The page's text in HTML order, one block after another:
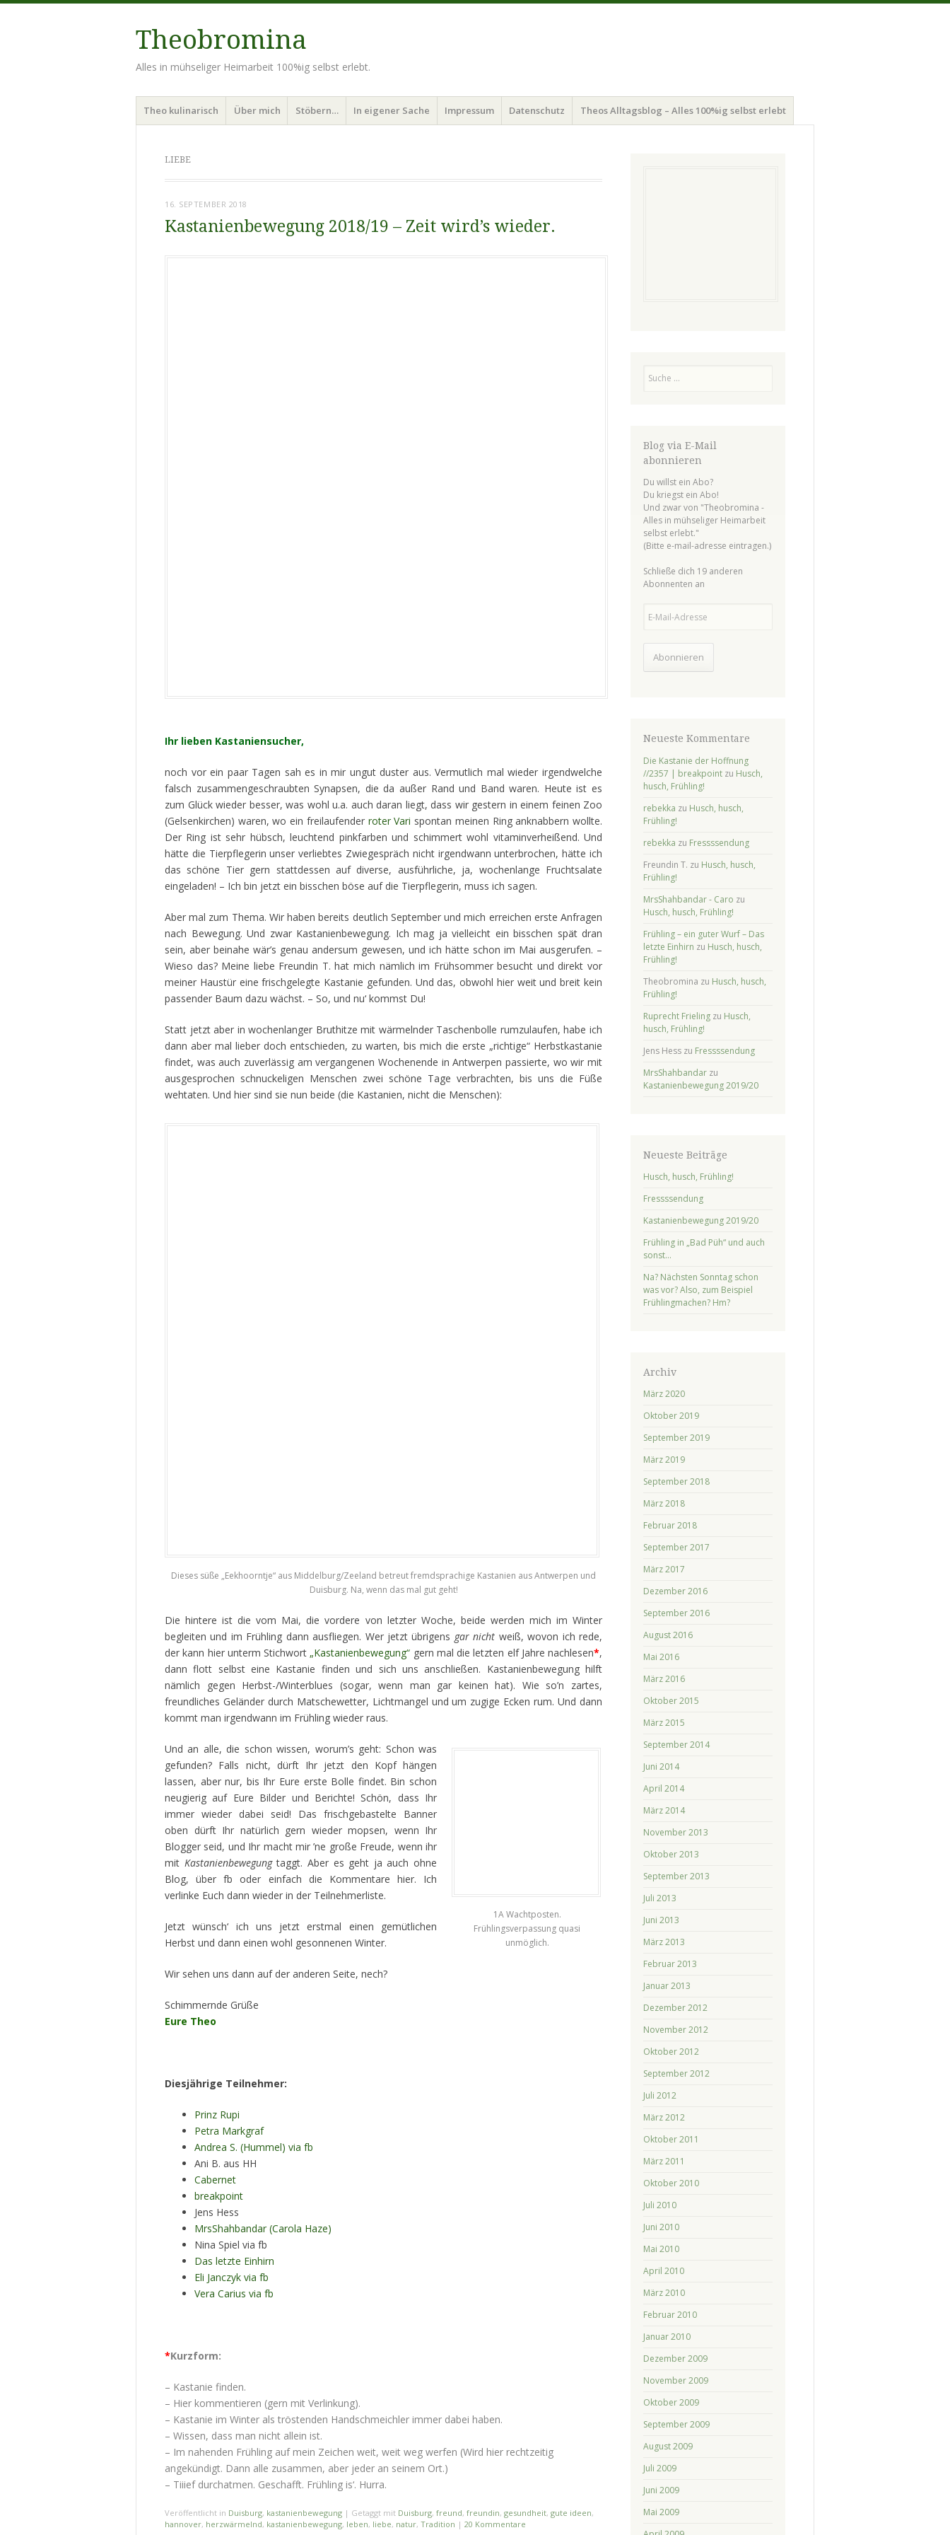
Theobromina
Alles in mühseliger Heimarbeit 100%ig selbst erlebt.
Menü
Zum Inhalt springen
Theo kulinarisch Über mich Stöbern… In eigener Sache Impressum Datenschutz Theos Alltagsblog – Alles 100%ig selbst erlebt
LIEBE
16. SEPTEMBER 2018
Kastanienbewegung 2018/19 – Zeit wird’s wieder.
Ihr lieben Kastaniensucher,
noch vor ein paar Tagen sah es in mir ungut duster aus. Vermutlich mal wieder irgendwelche
falsch zusammengeschraubten Synapsen, die da außer Rand und Band waren. Heute ist es
zum Glück wieder besser, was wohl u.a. auch daran liegt, dass wir gestern in einem feinen Zoo
(Gelsenkirchen) waren, wo ein freilaufender roter Vari spontan meinen Ring anknabbern wollte.
Der Ring ist sehr hübsch, leuchtend pinkfarben und schimmert wohl vitaminverheißend. Und
hätte die Tierpflegerin unser verliebtes Zwiegespräch nicht irgendwann unterbrochen, hätte ich
das schöne Tier gern stattdessen auf diverse, ausführliche, ja, wochenlange Fruchtsalate
eingeladen! – Ich bin jetzt ein bisschen böse auf die Tierpflegerin, muss ich sagen.
Aber mal zum Thema. Wir haben bereits deutlich September und mich erreichen erste Anfragen
nach Bewegung. Und zwar Kastanienbewegung. Ich mag ja vielleicht ein bisschen spät dran
sein, aber beinahe wär’s genau andersum gewesen, und ich hätte schon im Mai ausgerufen. –
Wieso das? Meine liebe Freundin T. hat mich nämlich im Frühsommer besucht und direkt vor
meiner Haustür eine frischgelegte Kastanie gefunden. Und das, obwohl hier weit und breit kein
passender Baum dazu wächst. – So, und nu‘ kommst Du!
Statt jetzt aber in wochenlanger Bruthitze mit wärmelnder Taschenbolle rumzulaufen, habe ich
dann aber mal lieber doch entschieden, zu warten, bis mich die erste „richtige“ Herbstkastanie
findet, was auch zuverlässig am vergangenen Wochenende in Antwerpen passierte, wo wir mit
ausgesprochen schnuckeligen Menschen zwei schöne Tage verbrachten, bis uns die Füße
wehtaten. Und hier sind sie nun beide (die Kastanien, nicht die Menschen):
Dieses süße „Eekhoorntje“ aus Middelburg/Zeeland betreut fremdsprachige Kastanien aus Antwerpen und
Duisburg. Na, wenn das mal gut geht!
Die hintere ist die vom Mai, die vordere von letzter Woche, beide werden mich im Winter
begleiten und im Frühling dann ausfliegen. Wer jetzt übrigens gar nicht weiß, wovon ich rede,
der kann hier unterm Stichwort „Kastanienbewegung“ gern mal die letzten elf Jahre nachlesen*,
dann flott selbst eine Kastanie finden und sich uns anschließen. Kastanienbewegung hilft
nämlich gegen Herbst-/Winterblues (sogar, wenn man gar keinen hat). Wie so’n zartes,
freundliches Geländer durch Matschewetter, Lichtmangel und um zugige Ecken rum. Und dann
kommt man irgendwann im Frühling wieder raus.
1A Wachtposten.
Frühlingsverpassung quasi
unmöglich.
Und an alle, die schon wissen, worum’s geht: Schon was
gefunden? Falls nicht, dürft Ihr jetzt den Kopf hängen
lassen, aber nur, bis Ihr Eure erste Bolle findet. Bin schon
neugierig auf Eure Bilder und Berichte! Schön, dass Ihr
immer wieder dabei seid! Das frischgebastelte Banner
oben dürft Ihr natürlich gern wieder mopsen, wenn Ihr
Blogger seid, und Ihr macht mir ’ne große Freude, wenn ihr
mit Kastanienbewegungtaggt. Aber es geht ja auch ohne
Blog, über fb oder einfach die Kommentare hier. Ich
verlinke Euch dann wieder in der Teilnehmerliste.
Jetzt wünsch‘ ich uns jetzt erstmal einen gemütlichen
Herbst und dann einen wohl gesonnenen Winter.
Wir sehen uns dann auf der anderen Seite, nech?
Schimmernde Grüße
Eure Theo
Diesjährige Teilnehmer:
Prinz Rupi
Petra Markgraf
Andrea S. (Hummel) via fb
Ani B. aus HH
Cabernet
breakpoint
Jens Hess
MrsShahbandar (Carola Haze)
Nina Spiel via fb
Das letzte Einhirn
Eli Janczyk via fb
Vera Carius via fb
*Kurzform:
– Kastanie finden.
– Hier kommentieren (gern mit Verlinkung).
– Kastanie im Winter als tröstenden Handschmeichler immer dabei haben.
– Wissen, dass man nicht allein ist.
– Im nahenden Frühling auf mein Zeichen weit, weit weg werfen (Wird hier rechtzeitig
angekündigt. Dann alle zusammen, aber jeder an seinem Ort.)
– Tiiief durchatmen. Geschafft. Frühling is‘. Hurra.
Veröffentlicht in Duisburg, kastanienbewegung | Getaggt mit Duisburg, freund, freundin, gesundheit, gute ideen,
hannover, herzwärmelnd, kastanienbewegung, leben, liebe, natur, Tradition | 20 Kommentare
Blog via E-Mail
abonnieren
Du willst ein Abo?
Du kriegst ein Abo!
Und zwar von "Theobromina -
Alles in mühseliger Heimarbeit
selbst erlebt."
(Bitte e-mail-adresse eintragen.)
Schließe dich 19 anderen
Abonnenten an
Abonnieren
Neueste Kommentare
Die Kastanie der Hoffnung
//2357 | breakpointzu Husch,
husch, Frühling!
rebekka zu Husch, husch,
Frühling!
rebekka zu Fressssendung
Freundin T. zu Husch, husch,
Frühling!
MrsShahbandar - Caro zu
Husch, husch, Frühling!
Frühling – ein guter Wurf – Das
letzte Einhirn zu Husch, husch,
Frühling!
Theobromina zu Husch, husch,
Frühling!
Ruprecht Frielingzu Husch,
husch, Frühling!
Jens Hesszu Fressssendung
MrsShahbandarzu
Kastanienbewegung 2019/20
Neueste Beiträge
Husch, husch, Frühling!
Fressssendung
Kastanienbewegung 2019/20
Frühling in „Bad Püh“ und auch
sonst…
Na? Nächsten Sonntag schon
was vor? Also, zum Beispiel
Frühlingmachen? Hm?
Archiv
März 2020
Oktober 2019
September 2019
März 2019
September 2018
März 2018
Februar 2018
September 2017
März 2017
Dezember 2016
September 2016
August 2016
Mai 2016
März 2016
Oktober 2015
März 2015
September 2014
Juni 2014
April 2014
März 2014
November 2013
Oktober 2013
September 2013
Juli 2013
Juni 2013
März 2013
Februar 2013
Januar 2013
Dezember 2012
November 2012
Oktober 2012
September 2012
Juli 2012
März 2012
Oktober 2011
März 2011
Oktober 2010
Juli 2010
Juni 2010
Mai 2010
April 2010
März 2010
Februar 2010
Januar 2010
Dezember 2009
November 2009
Oktober 2009
September 2009
August 2009
Juli 2009
Juni 2009
Mai 2009